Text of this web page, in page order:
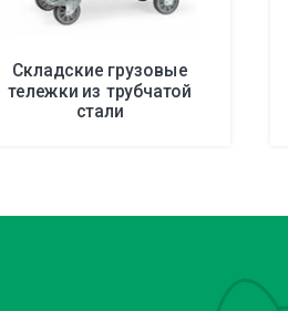
Складские грузовые
тележки из трубчатой
стали